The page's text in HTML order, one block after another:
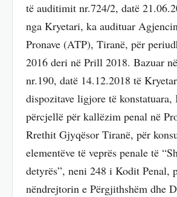
të auditimit nr.724/2, datë
nga Kryetari, ka audituar
Pronave (ATP), Tiranë, për
2016 deri në Prill 2018. Bazuar
nr.190, datë 14.12.2018 të
dispozitave ligjore të
përcjellë për kallëzim penal në
Rrethit Gjyqësor Tiranë, për
elementëve të veprës penale të
detyrës”, neni 248 i Kodit Penal,
nëndrejtorin e Përgjithshëm dhe